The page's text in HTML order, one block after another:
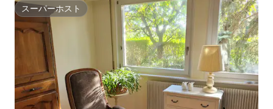
スーパーホスト
スーパーホスト